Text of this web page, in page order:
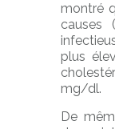
montré
causes
plus
mg/dl.
De